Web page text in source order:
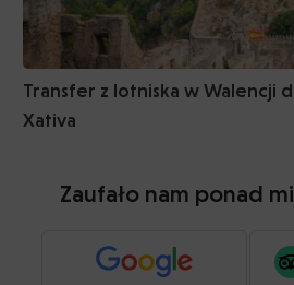
Transfer z lotniska w Walencji
Xativa
Zaufało nam ponad